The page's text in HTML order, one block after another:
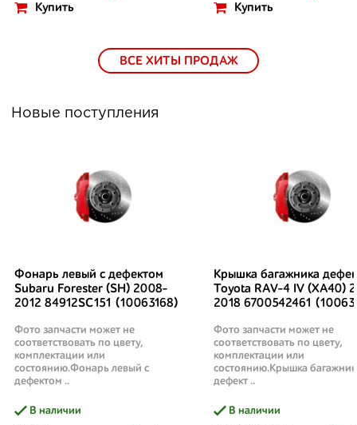
Купить Купить
ВСЕ ХИТЫ ПРОДАЖ
Новые поступления
Фонарь левый с дефектом
Subaru Forester (SH) 2008-
2012 84912SC151 (10063168)
Фото запчасти может не
соответствовать по цвету,
комплектации или
состоянию.Фонарь левый с
дефектом ..
В наличии
Крышка багажника
Toyota RAV-4 IV (XA40)
2018 6700542461
Фото запчасти может не
соответствовать по цвету,
комплектации или
состоянию.Крышка
дефект ..
В наличии